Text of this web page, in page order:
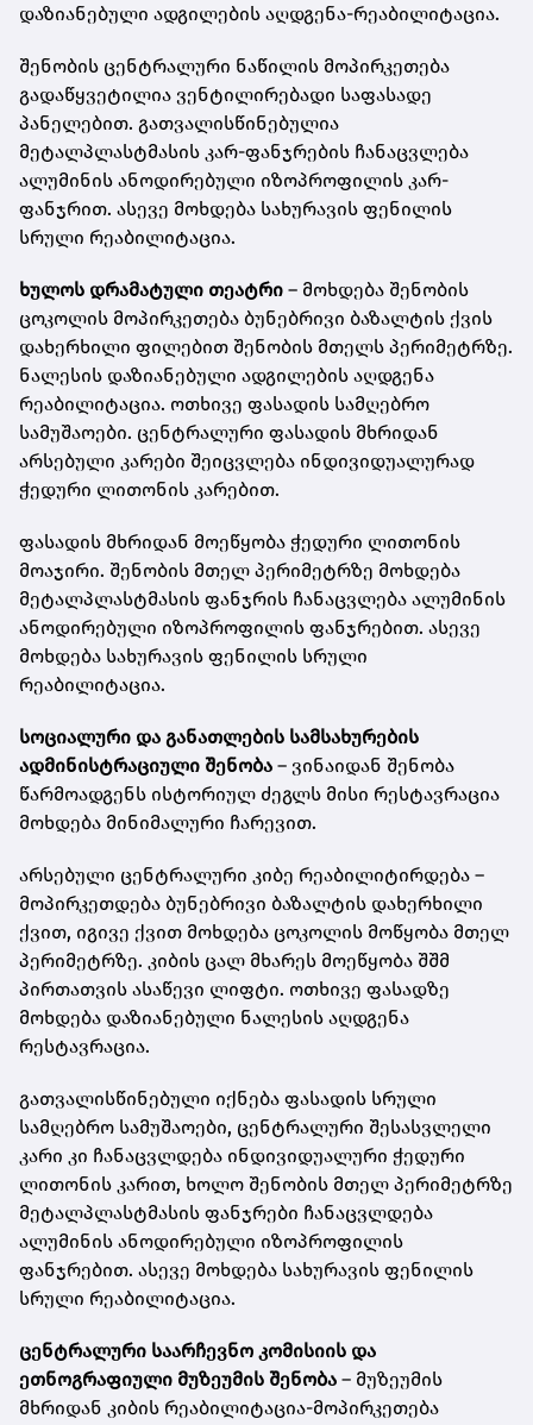
დაზიანებული ადგილების აღდგენა-რეაბილიტაცია.
შენობის ცენტრალური ნაწილის მოპირკეთება
გადაწყვეტილია ვენტილირებადი საფასადე
პანელებით. გათვალისწინებულია
მეტალპლასტმასის კარ-ფანჯრების ჩანაცვლება
ალუმინის ანოდირებული იზოპროფილის კარ-
ფანჯრით. ასევე მოხდება სახურავის ფენილის
სრული რეაბილიტაცია.
ხულოს დრამატული თეატრი – მოხდება შენობის
ცოკოლის მოპირკეთება ბუნებრივი ბაზალტის ქვის
დახერხილი ფილებით შენობის მთელს პერიმეტრზე.
ნალესის დაზიანებული ადგილების აღდგენა
რეაბილიტაცია. ოთხივე ფასადის სამღებრო
სამუშაოები. ცენტრალური ფასადის მხრიდან
არსებული კარები შეიცვლება ინდივიდუალურად
ჭედური ლითონის კარებით.
ფასადის მხრიდან მოეწყობა ჭედური ლითონის
მოაჯირი. შენობის მთელ პერიმეტრზე მოხდება
მეტალპლასტმასის ფანჯრის ჩანაცვლება ალუმინის
ანოდირებული იზოპროფილის ფანჯრებით. ასევე
მოხდება სახურავის ფენილის სრული
რეაბილიტაცია.
სოციალური და განათლების სამსახურების
ადმინისტრაციული შენობა – ვინაიდან შენობა
წარმოადგენს ისტორიულ ძეგლს მისი რესტავრაცია
მოხდება მინიმალური ჩარევით.
არსებული ცენტრალური კიბე რეაბილიტირდება –
მოპირკეთდება ბუნებრივი ბაზალტის დახერხილი
ქვით, იგივე ქვით მოხდება ცოკოლის მოწყობა მთელ
პერიმეტრზე. კიბის ცალ მხარეს მოეწყობა შშმ
პირთათვის ასაწევი ლიფტი. ოთხივე ფასადზე
მოხდება დაზიანებული ნალესის აღდგენა
რესტავრაცია.
გათვალისწინებული იქნება ფასადის სრული
სამღებრო სამუშაოები, ცენტრალური შესასვლელი
კარი კი ჩანაცვლდება ინდივიდუალური ჭედური
ლითონის კარით, ხოლო შენობის მთელ პერიმეტრზე
მეტალპლასტმასის ფანჯრები ჩანაცვლდება
ალუმინის ანოდირებული იზოპროფილის
ფანჯრებით. ასევე მოხდება სახურავის ფენილის
სრული რეაბილიტაცია.
ცენტრალური საარჩევნო კომისიის და
ეთნოგრაფიული მუზეუმის შენობა – მუზეუმის
მხრიდან კიბის რეაბილიტაცია-მოპირკეთება